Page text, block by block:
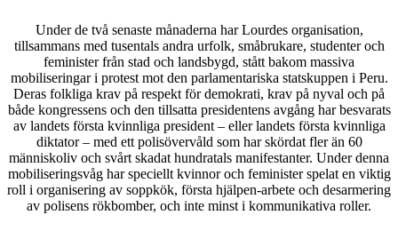
Under de två senaste månaderna har Lourdes organisation,
tillsammans med tusentals andra urfolk, småbrukare, studenter och
feminister från stad och landsbygd, stått bakom massiva
mobiliseringar i protest mot den parlamentariska statskuppen i Peru.
Deras folkliga krav på respekt för demokrati, krav på nyval och på
både kongressens och den tillsatta presidentens avgång har besvarats
av landets första kvinnliga president – eller landets första kvinnliga
diktator – med ett polisövervåld som har skördat fler än 60
människoliv och svårt skadat hundratals manifestanter. Under denna
mobiliseringsvåg har speciellt kvinnor och feminister spelat en viktig
roll i organisering av soppkök, första hjälpen-arbete och desarmering
av polisens rökbomber, och inte minst i kommunikativa roller.